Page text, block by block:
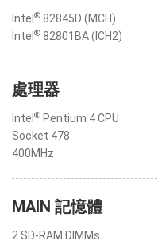
Intel ® 82845D (MCH)
Intel ® 82801BA (ICH2)
處理器
Intel ® Pentium 4 CPU
Socket 478
400MHz
MAIN 記憶體
2 SD-RAM DIMMs